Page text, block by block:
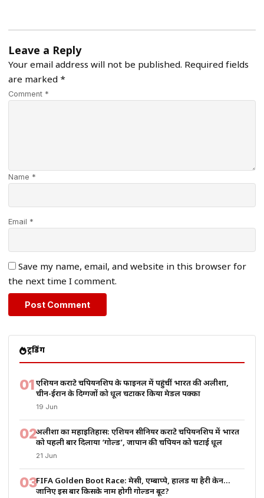
Leave a Reply
Your email address will not be published. Required fields
are marked *
Comment *
Name *
Email *
Save my name, email, and website in this browser for
the next time I comment.
ट्रेंडिंग
01एशियन कराटे चैंपियनशिप के फाइनल में पहुंचीं भारत की अलीशा,
चीन-ईरान के दिग्गजों को धूल चटाकर किया मेडल पक्का
19 Jun
02अलीशा का महाइतिहास: एशियन सीनियर कराटे चैंपियनशिप में भारत
को पहली बार दिलाया ‘गोल्ड’, जापान की चैंपियन को चटाई धूल
21 Jun
03FIFA Golden Boot Race: मेसी, एम्बाप्पे, हालैंड या हैरी केन…
जानिए इस बार किसके नाम होगी गोल्डन बूट?